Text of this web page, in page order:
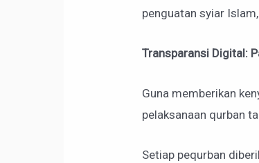
penguatan syiar
Transparansi Digital:
Guna memberikan
pelaksanaan qurban
Setiap pequrban